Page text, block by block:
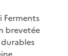
Ferments
brevetée